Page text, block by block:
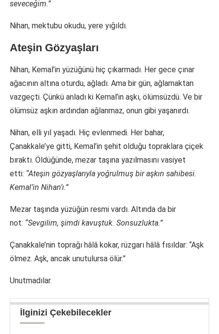
seveceğim.”
Nihan, mektubu okudu, yere yığıldı.
Ateşin Gözyaşları
Nihan, Kemal’in yüzüğünü hiç çıkarmadı. Her gece çınar
ağacının altına oturdu, ağladı. Ama bir gün, ağlamaktan
vazgeçti. Çünkü anladı ki Kemal’in aşkı, ölümsüzdü. Ve bir
ölümsüz aşkın ardından ağlanmaz, onun gibi yaşanırdı.
Nihan, elli yıl yaşadı. Hiç evlenmedi. Her bahar,
Çanakkale’ye gitti, Kemal’in şehit olduğu topraklara çiçek
bıraktı. Öldüğünde, mezar taşına yazılmasını vasiyet
etti: “Ateşin gözyaşlarıyla yoğrulmuş bir aşkın sahibesi.
Kemal’in Nihan’ı.”
Mezar taşında yüzüğün resmi vardı. Altında da bir
not: “Sevgilim, şimdi kavuştuk. Sonsuzlukta.”
Çanakkale’nin toprağı hâlâ kokar, rüzgarı hâlâ fısıldar: “Aşk
ölmez. Aşk, ancak unutulursa ölür.”
Unutmadılar.
İlginizi Çekebilecekler